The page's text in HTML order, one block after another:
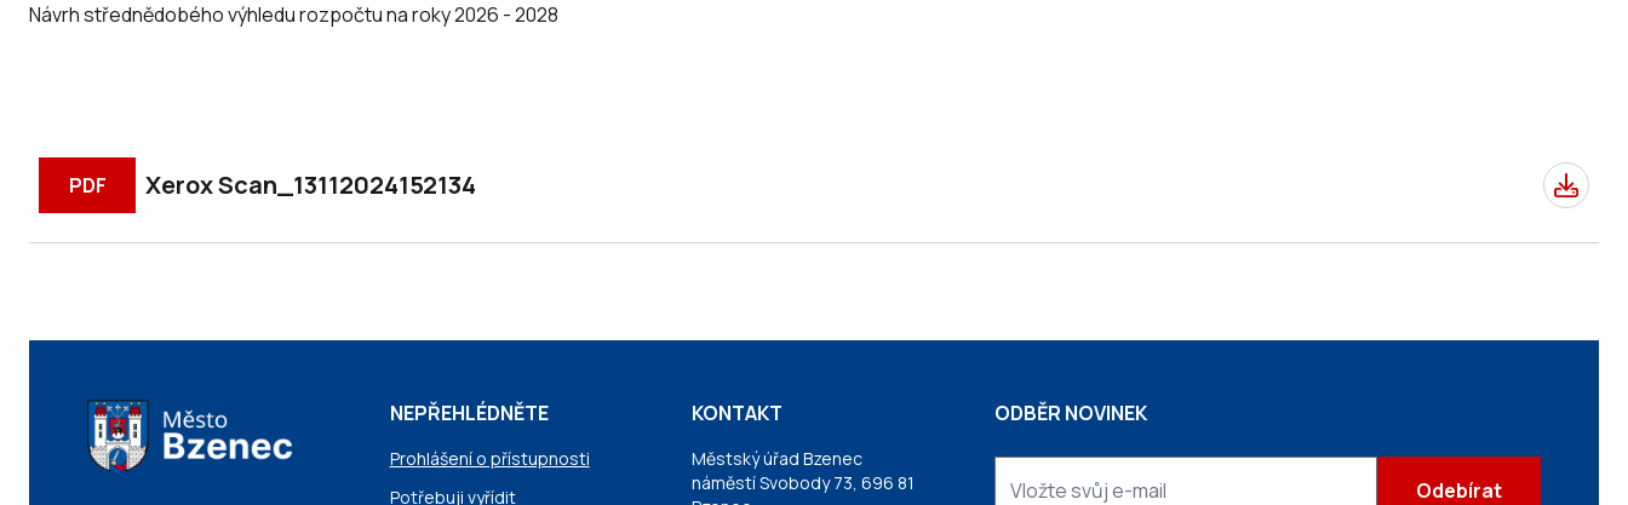
Návrh střednědobého výhledu rozpočtu na roky 2026 - 2028
PDF Xerox Scan_13112024152134
NEPŘEHLÉDNĚTE
Prohlášení o přístupnosti
Potřebuji vyřídit
KONTAKT
Městský úřad Bzenec
náměstí Svobody 73, 696 81
ODBĚR NOVINEK
Odebírat